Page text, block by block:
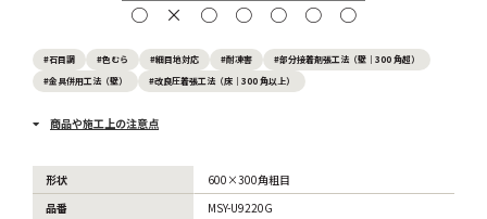
○ × ○ ○ ○ ○ ○
#石目調 #色むら #細目地対応 #耐凍害
#部分接着剤張工法（壁｜300 角超）
#金具併用工法（壁）
#改良圧着張工法（床｜300 角以上）
商品や施工上の注意点
形状
品番
600×300角粗目
MSY-U9220G